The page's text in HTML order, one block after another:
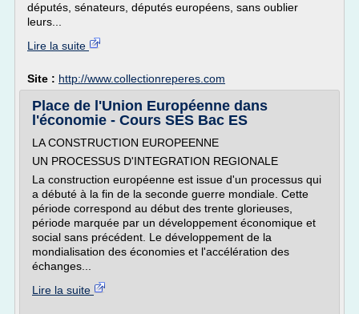
députés, sénateurs, députés européens, sans oublier
leurs...
Lire la suite
Site : http://www.collectionreperes.com
Place de l'Union Européenne dans
l'économie - Cours SES Bac ES
LA CONSTRUCTION EUROPEENNE
UN PROCESSUS D'INTEGRATION REGIONALE
La construction européenne est issue d'un processus qui
a débuté à la fin de la seconde guerre mondiale. Cette
période correspond au début des trente glorieuses,
période marquée par un développement économique et
social sans précédent. Le développement de la
mondialisation des économies et l'accélération des
échanges...
Lire la suite